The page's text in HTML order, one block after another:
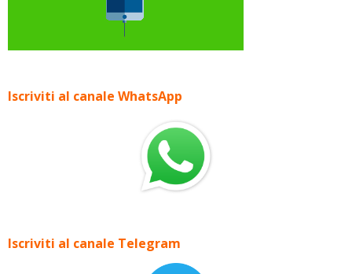
Iscriviti al canale WhatsApp
Iscriviti al canale Telegram